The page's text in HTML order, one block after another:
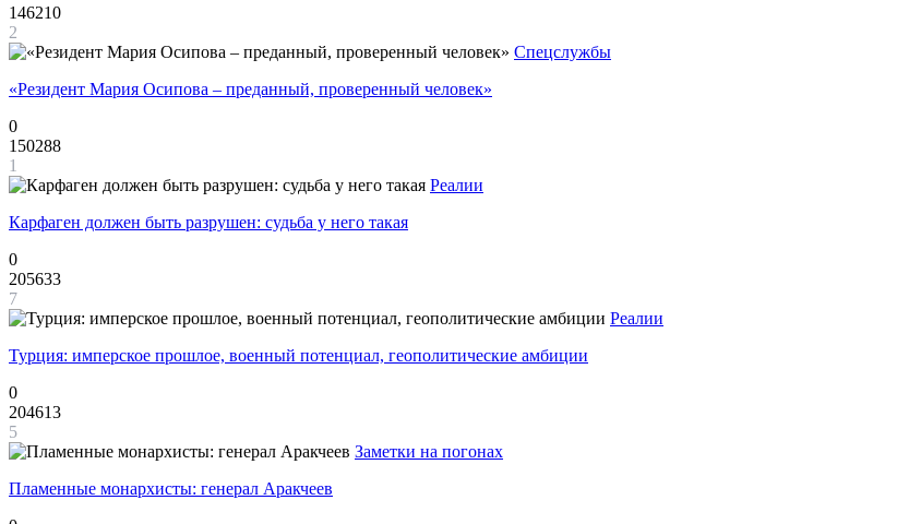
146210
2
Спецслужбы
«Резидент Мария Осипова – преданный, проверенный человек»
0
150288
1
Реалии
Карфаген должен быть разрушен: судьба у него такая
0
205633
7
Реалии
Турция: имперское прошлое, военный потенциал, геополитические амбиции
0
204613
5
Заметки на погонах
Пламенные монархисты: генерал Аракчеев